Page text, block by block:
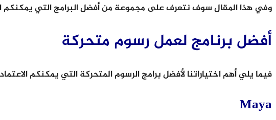
وفي هذا المقال سوف نتعرف على مجموعة من أفضل البرامج التي يمكنكم
أفضل برنامج لعمل رسوم متحركة
فيما يلي أهم اختياراتنا لأفضل برامج الرسوم المتحركة التي يمكنكم
Maya